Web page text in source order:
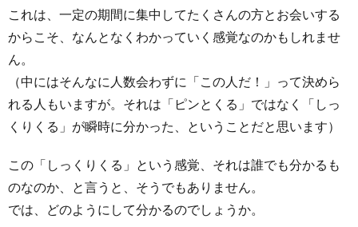
これは、一定の期間に集中してたくさんの方とお会いする
からこそ、なんとなくわかっていく感覚なのかもしれませ
ん。
（中にはそんなに人数会わずに「この人だ！」って決めら
れる人もいますが。それは「ピンとくる」ではなく「しっ
くりくる」が瞬時に分かった、ということだと思います）
この「しっくりくる」という感覚、それは誰でも分かるも
のなのか、と言うと、そうでもありません。
では、どのようにして分かるのでしょうか。